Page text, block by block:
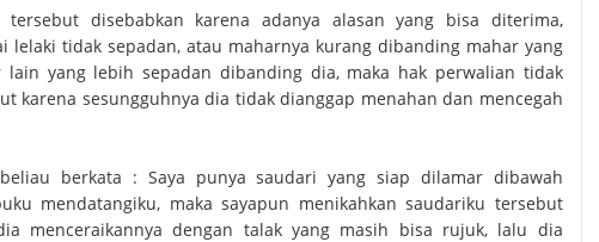
tersebut disebabkan karena adanya alasan yang bisa diterima,
lelaki tidak sepadan, atau maharnya kurang dibanding mahar yang
lain yang lebih sepadan dibanding dia, maka hak perwalian tidak
karena sesungguhnya dia tidak dianggap menahan dan mencegah
berkata : Saya punya saudari yang siap dilamar dibawah
mendatangiku, maka sayapun menikahkan saudariku tersebut
menceraikannya dengan talak yang masih bisa rujuk, lalu dia